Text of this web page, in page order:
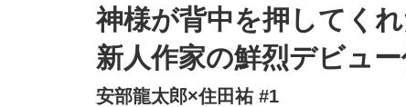
神様が背中を押してく
新人作家の鮮烈デビュー
安部龍太郎×住田祐 #1